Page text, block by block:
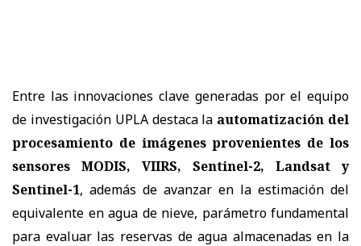
Entre las innovaciones clave generadas por el equipo
de investigación UPLA destaca la automatización del
procesamiento de imágenes provenientes de los
sensores MODIS, VIIRS, Sentinel-2, Landsat y
Sentinel-1, además de avanzar en la estimación del
equivalente en agua de nieve, parámetro fundamental
para evaluar las reservas de agua almacenadas en la